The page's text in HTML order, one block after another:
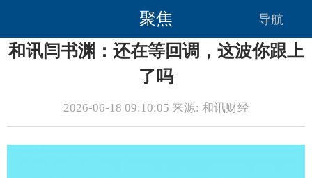
聚焦 导航
和讯闫书渊：还在等回调，这波你跟上
了吗
2026-06-18 09:10:05 来源: 和讯财经